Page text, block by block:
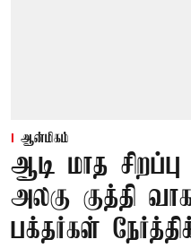
ஆன்மிகம்
ஆடி மாத சிறப்பு
அலகு குத்தி
பக்தர்கள்